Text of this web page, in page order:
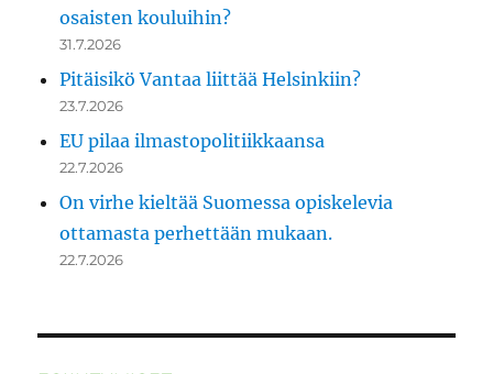
osaisten kouluihin?
31.7.2026
Pitäisikö Vantaa liittää Helsinkiin?
23.7.2026
EU pilaa ilmastopolitiikkaansa
22.7.2026
On virhe kieltää Suomessa opiskelevia
ottamasta perhettään mukaan.
22.7.2026